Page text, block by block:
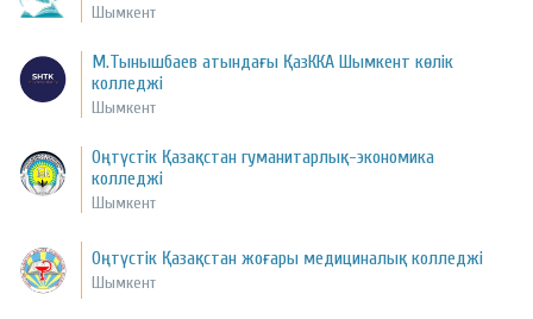
Шымкент
М.Тынышбаев атындағы ҚазККА Шымкент көлік
колледжі
Шымкент
Оңтүстік Қазақстан гуманитарлық-экономика
колледжі
Шымкент
Оңтүстік Қазақстан жоғары медициналық колледжі
Шымкент